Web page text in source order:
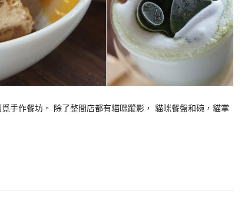
手作餐坊。 除了整間店都有貓咪蹤影， 貓咪餐盤和碗，貓掌